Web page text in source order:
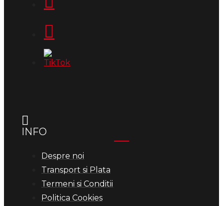
INFO
Despre noi
Transport si Plata
Termeni si Conditii
Politica Cookies